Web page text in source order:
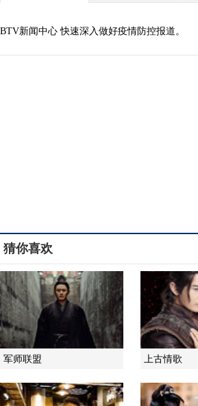
BTV新闻中心 快速深入做好疫情防控报道。
猜你喜欢
军师联盟 上古情歌